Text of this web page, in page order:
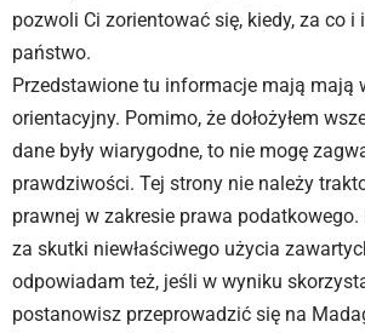
pozwoli Ci zorientować się, kiedy, za co i
państwo.
Przedstawione tu informacje mają mają
orientacyjny. Pomimo, że dołożyłem
dane były wiarygodne, to nie mogę
prawdziwości. Tej strony nie należy
prawnej w zakresie prawa
za skutki niewłaściwego użycia
odpowiadam też, jeśli w wyniku
postanowisz przeprowadzić się na